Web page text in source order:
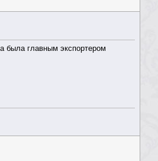
была главным экспортером